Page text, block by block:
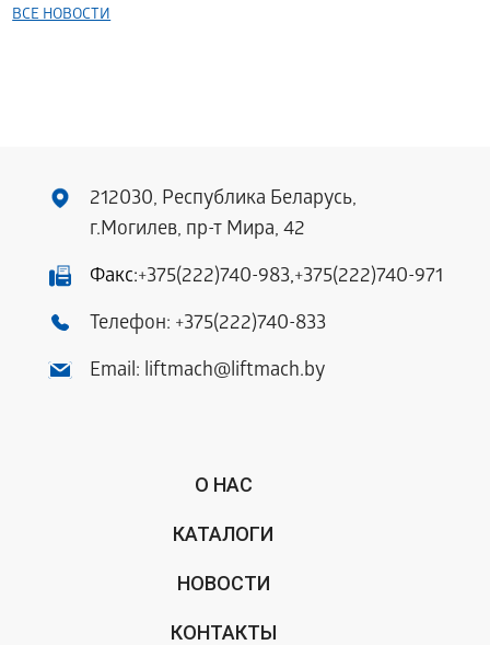
ВСЕ НОВОСТИ
212030, Республика Беларусь,
г.Могилев, пр-т Мира, 42
Факс:+375(222)740-983,+375(222)740-971
Телефон: +375(222)740-833
Email: liftmach@liftmach.by
О НАС
КАТАЛОГИ
НОВОСТИ
КОНТАКТЫ